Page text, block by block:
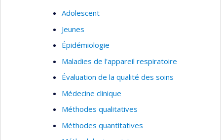
Adolescent
Jeunes
Épidémiologie
Maladies de l'appareil respiratoire
Évaluation de la qualité des soins
Médecine clinique
Méthodes qualitatives
Méthodes quantitatives